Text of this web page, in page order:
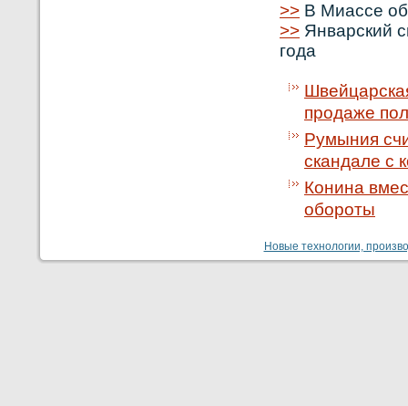
>> В Миассе
>> Январский
года
продаже
Румыния
скандале с
Конина
обороты
Новые технологии,